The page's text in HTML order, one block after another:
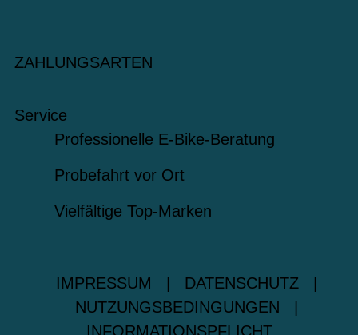
ZAHLUNGSARTEN
Service
Professionelle E-Bike-Beratung
Probefahrt vor Ort
Vielfältige Top-Marken
IMPRESSUM DATENSCHUTZ
NUTZUNGSBEDINGUNGEN
INFORMATIONSPFLICHT